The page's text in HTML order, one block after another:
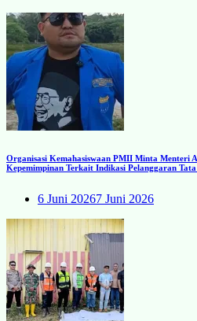
Organisasi Kemahasiswaan PMII Minta Menteri
Kepemimpinan Terkait Indikasi Pelanggaran
6 Juni 20267 Juni 2026